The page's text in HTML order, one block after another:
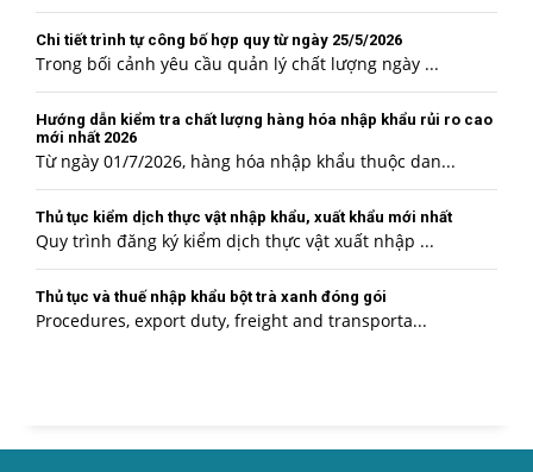
Chi tiết trình tự công bố hợp quy từ ngày 25/5/2026
Trong bối cảnh yêu cầu quản lý chất lượng ngày ...
Hướng dẫn kiểm tra chất lượng hàng hóa nhập khẩu rủi ro cao
mới nhất 2026
Từ ngày 01/7/2026, hàng hóa nhập khẩu thuộc dan...
Thủ tục kiểm dịch thực vật nhập khẩu, xuất khẩu mới nhất
Quy trình đăng ký kiểm dịch thực vật xuất nhập ...
Thủ tục và thuế nhập khẩu bột trà xanh đóng gói
Procedures, export duty, freight and transporta...